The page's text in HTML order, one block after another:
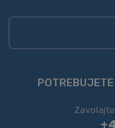
spracovaním
sa
nepodarilo